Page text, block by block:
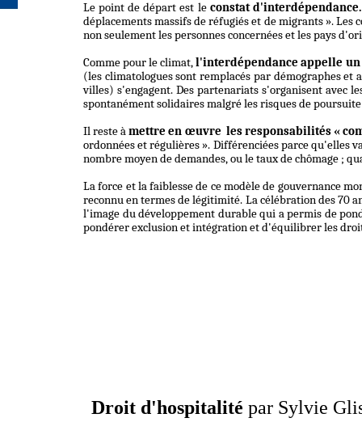
Le point de départ est le constat
déplacements massifs de réfugiés et de migrants ». Les
non seulement les personnes concernées et les pays
Comme pour le climat,l'interdépendance appelle un
(les climatologues sont remplacés par démographes
villes) s'engagent. Des partenariats s'organisent avec
spontanément solidaires malgré les risques de
Il reste àmettre en œuvre les responsabilités«
ordonnées et régulières ». Différenciées parce qu'elles
nombre moyen de demandes, ou le taux de chômage ;
La force et la faiblesse de ce modèle de gouvernance
reconnu en termes de légitimité. La célébration des 70
l'image du développement durable qui a permis de
pondérer exclusion et intégration et d'équilibrer les
Droit d'hospitalité par Sylvie